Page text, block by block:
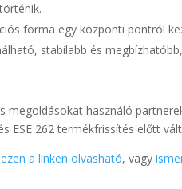
forma egy központi pontról
stabilabb és
megoldásokat használó
ESE 262 termékfrissítés előtt
ezen a linken olvasható, vagy